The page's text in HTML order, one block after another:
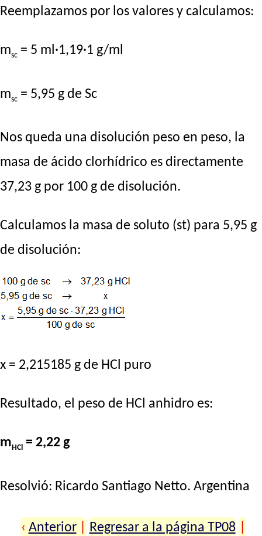
Reemplazamos por los valores y calculamos:
msc = 5 ml·1,19·1 g/ml
msc = 5,95 g de Sc
Nos queda una disolución peso en peso, la
masa de ácido clorhídrico es directamente
37,23 g por 100 g de disolución.
Calculamos la masa de soluto (st) para 5,95 g
de disolución:
x = 2,215185 g de HCl puro
Resultado, el peso de HCl anhidro es:
m HCl = 2,22 g
Resolvió: Ricardo Santiago Netto. Argentina
‹ Anterior Regresar a la página TP08